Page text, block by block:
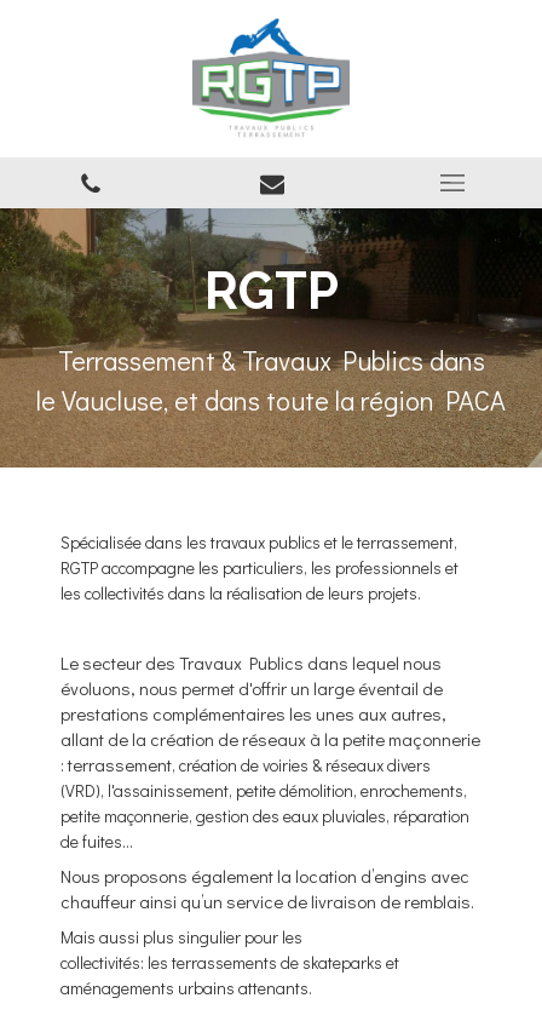
RGTP
Terrassement & Travaux Publics dans
le Vaucluse, et dans toute la région PACA
Spécialisée dans les travaux publics et le terrassement,
RGTP accompagne les particuliers, les professionnels et
les collectivités dans la réalisation de leurs projets.
Le secteur des Travaux Publics dans lequel nous
évoluons, nous permet d'offrir un large éventail de
prestations complémentaires les unes aux autres,
allant de la création de réseaux à la petite maçonnerie
: terrassement, création de voiries & réseaux divers
(VRD), l'assainissement, petite démolition, enrochements,
petite maçonnerie, gestion des eaux pluviales, réparation
de fuites...
Nous proposons également la location d’engins avec
chauffeur ainsi qu’un service de livraison de remblais.
Mais aussi plus singulier pour les
collectivités: les terrassements de skateparks et
aménagements urbains attenants.